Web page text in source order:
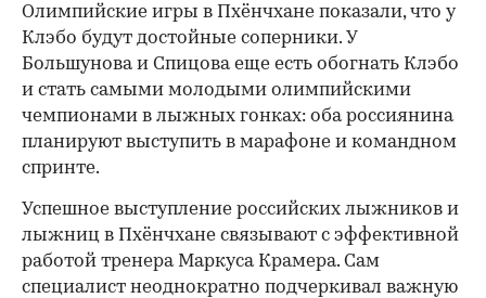
Олимпийские игры в Пхёнчхане показали, что у
Клэбо будут достойные соперники. У
Большунова и Спицова еще есть обогнать Клэбо
и стать самыми молодыми олимпийскими
чемпионами в лыжных гонках: оба россиянина
планируют выступить в марафоне и командном
спринте.
Успешное выступление российских лыжников и
лыжниц в Пхёнчхане связывают с эффективной
работой тренера Маркуса Крамера. Сам
специалист неоднократно подчеркивал важную